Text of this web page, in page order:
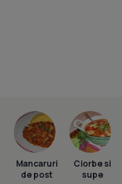
Mancaruri
de post
Ciorbe si
supe